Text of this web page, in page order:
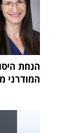
הנחת
המודרני